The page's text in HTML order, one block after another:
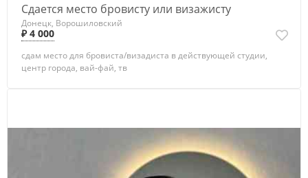
Сдается место бровисту или визажисту
Донецк, Ворошиловский
₽ 4 000
сдам место для бровиста/визадиста в действующей студии,
центр города, вай-фай, тв